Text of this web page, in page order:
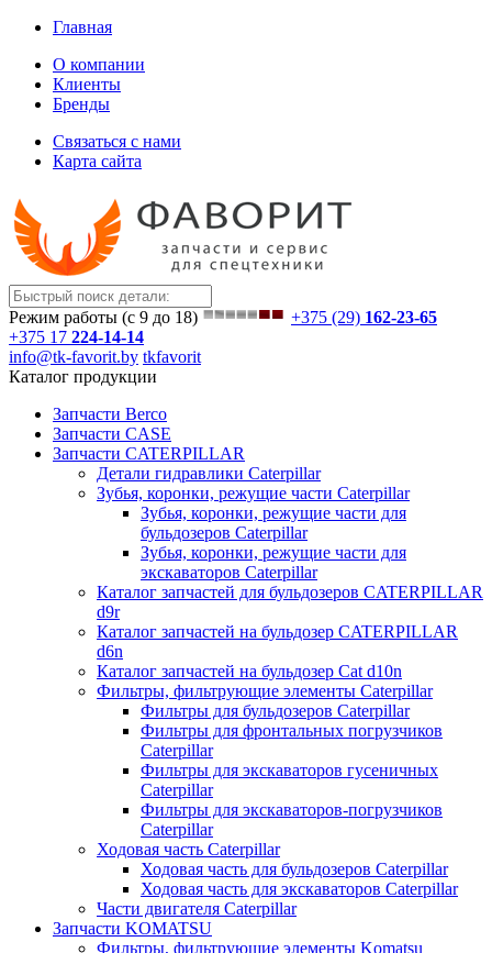
Главная
О компании
Клиенты
Бренды
Связаться с нами
Карта сайта
Режим работы (с 9 до 18) +375 (29) 162-23-65
+375 17 224-14-14
info@tk-favorit.by tkfavorit
Каталог продукции
Запчасти Berco
Запчасти CASE
Запчасти CATERPILLAR
Детали гидравлики Caterpillar
Зубья, коронки, режущие части Caterpillar
Зубья, коронки, режущие части для
бульдозеров Caterpillar
Зубья, коронки, режущие части для
экскаваторов Caterpillar
Каталог запчастей для бульдозеров CATERPILLAR
d9r
Каталог запчастей на бульдозер CATERPILLAR
d6n
Каталог запчастей на бульдозер Сat d10n
Фильтры, фильтрующие элементы Caterpillar
Фильтры для бульдозеров Caterpillar
Фильтры для фронтальных погрузчиков
Caterpillar
Фильтры для экскаваторов гусеничных
Caterpillar
Фильтры для экскаваторов-погрузчиков
Caterpillar
Ходовая часть Caterpillar
Ходовая часть для бульдозеров Caterpillar
Ходовая часть для экскаваторов Caterpillar
Части двигателя Caterpillar
Запчасти KOMATSU
Фильтры, фильтрующие элементы Komatsu